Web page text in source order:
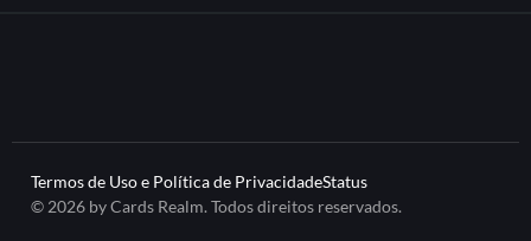
Termos de Uso e Política de PrivacidadeStatus
© 2026 by Cards Realm. Todos direitos reservados.